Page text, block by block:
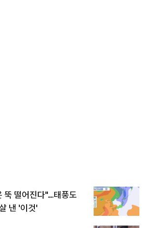
뚝 떨어진다"…태풍도
낸 '이것'